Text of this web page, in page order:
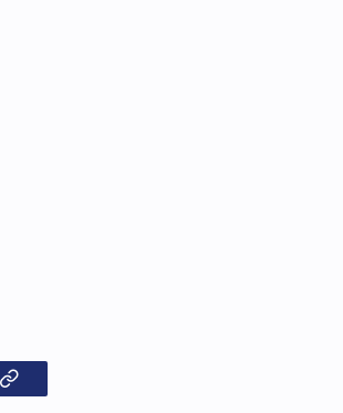
Copy